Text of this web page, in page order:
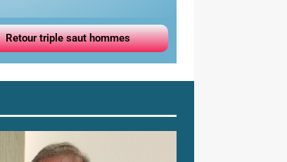
Retour triple saut hommes